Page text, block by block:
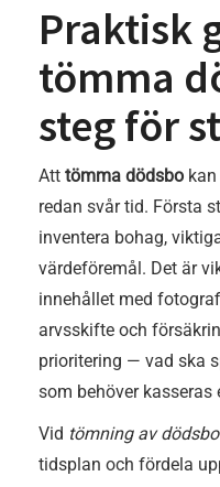
Praktisk
tömma
steg för
Att tömma dödsbo
redan svår tid. Första
inventera bohag,
värdeföremål. Det är
innehållet med
arvsskifte och
prioritering — vad ska
som behöver kasseras
Vid tömning av dödsbo
tidsplan och fördela